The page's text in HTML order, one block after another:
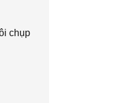
chụp